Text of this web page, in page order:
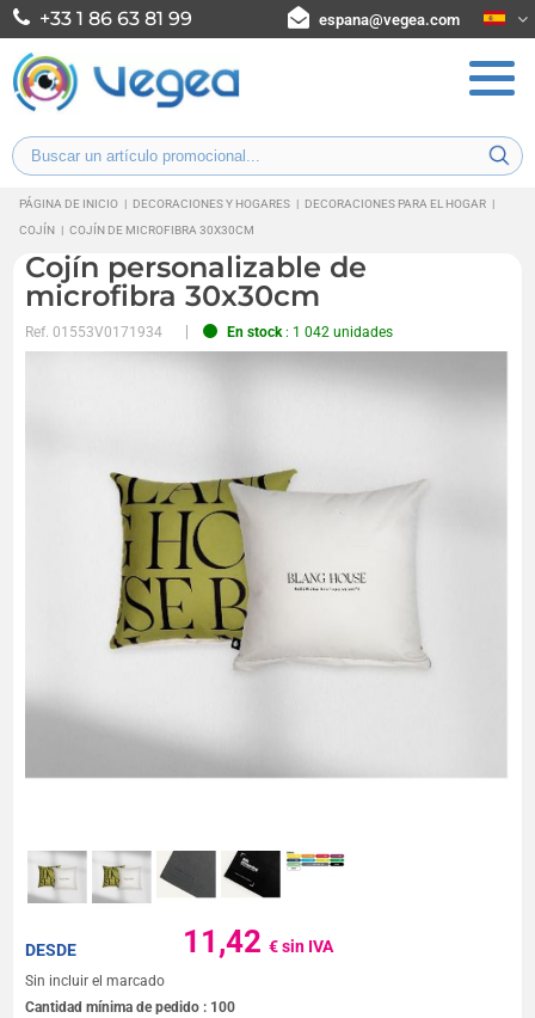
+33 1 86 63 81 99 espana@vegea.com
PÁGINA DE INICIO | DECORACIONES Y HOGARES | DECORACIONES PARA EL HOGAR |
COJÍN | COJÍN DE MICROFIBRA 30X30CM
Cojín personalizable de
microfibra 30x30cm
Ref.01553V0171934 En stock: 1 042 unidades
11,42€ sin IVA
DESDE
Sin incluir el marcado
Cantidad mínima de pedido : 100